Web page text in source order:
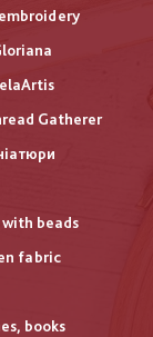
Gatherer
beads
fabric
books